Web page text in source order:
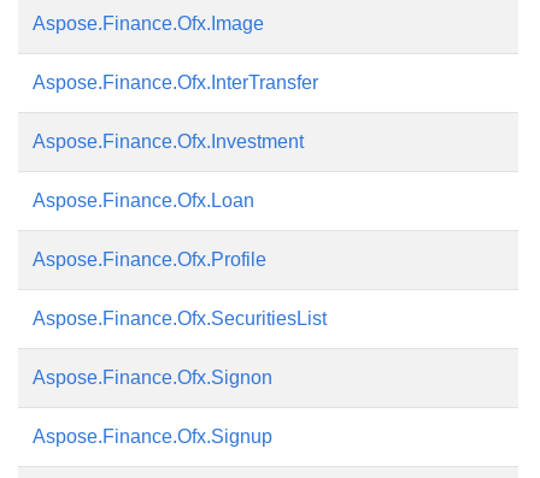
Aspose.Finance.Ofx.Image
Aspose.Finance.Ofx.InterTransfer
Aspose.Finance.Ofx.Investment
Aspose.Finance.Ofx.Loan
Aspose.Finance.Ofx.Profile
Aspose.Finance.Ofx.SecuritiesList
Aspose.Finance.Ofx.Signon
Aspose.Finance.Ofx.Signup